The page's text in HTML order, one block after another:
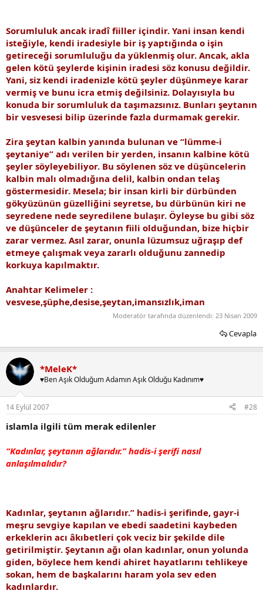
Sorumluluk ancak iradî fiiller içindir. Yani insan kendi
isteğiyle, kendi iradesiyle bir iş yaptığında o işin
getireceği sorumluluğu da yüklenmiş olur. Ancak, akla
gelen kötü şeylerde kişinin iradesi söz konusu değildir.
Yani, siz kendi iradenizle kötü şeyler düşünmeye karar
vermiş ve bunu icra etmiş değilsiniz. Dolayısıyla bu
konuda bir sorumluluk da taşımazsınız. Bunları şeytanın
bir vesvesesi bilip üzerinde fazla durmamak gerekir.
Zira şeytan kalbin yanında bulunan ve “lümme-i
şeytaniye” adı verilen bir yerden, insanın kalbine kötü
şeyler söyleyebiliyor. Bu söylenen söz ve düşüncelerin
kalbin malı olmadığına delil, kalbin ondan telaş
göstermesidir. Mesela; bir insan kirli bir dürbünden
gökyüzünün güzelliğini seyretse, bu dürbünün kiri ne
seyredene nede seyredilene bulaşır. Öyleyse bu gibi söz
ve düşünceler de şeytanın fiili olduğundan, bize hiçbir
zarar vermez. Asıl zarar, onunla lüzumsuz uğraşıp def
etmeye çalışmak veya zararlı olduğunu zannedip
korkuya kapılmaktır.
Anahtar Kelimeler :
vesvese,şüphe,desise,şeytan,imansızlık,iman
Moderatör tarafında düzenlendi: 23 Nisan 2009
Cevapla
*MeleK*
♥Ben Aşık Olduğum Adamın Aşık Olduğu Kadınım♥
14 Eylül 2007 #28
islamla ilgili tüm merak edilenler
“Kadınlar, şeytanın ağlarıdır.” hadis-i şerifi nasıl
anlaşılmalıdır?
Kadınlar, şeytanın ağlarıdır.” hadis-i şerifinde, gayr-i
meşru sevgiye kapılan ve ebedi saadetini kaybeden
erkeklerin acı âkıbetleri çok veciz bir şekilde dile
getirilmiştir. Şeytanın ağı olan kadınlar, onun yolunda
giden, böylece hem kendi ahiret hayatlarını tehlikeye
sokan, hem de başkalarını haram yola sev eden
kadınlardır.